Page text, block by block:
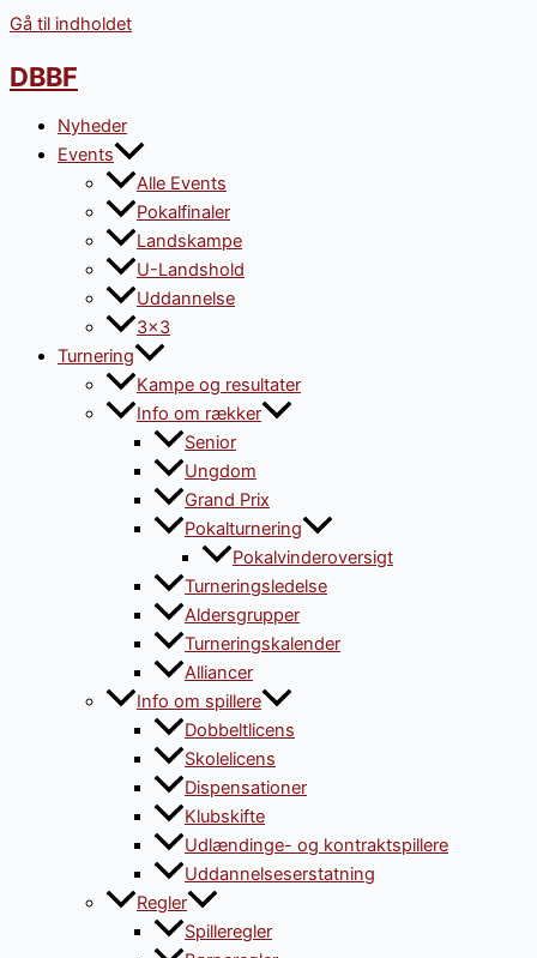
Gå til indholdet
DBBF
Nyheder
Events
Alle Events
Pokalfinaler
Landskampe
U-Landshold
Uddannelse
3×3
Turnering
Kampe og resultater
Info om rækker
Senior
Ungdom
Grand Prix
Pokalturnering
Pokalvinderoversigt
Turneringsledelse
Aldersgrupper
Turneringskalender
Alliancer
Info om spillere
Dobbeltlicens
Skolelicens
Dispensationer
Klubskifte
Udlændinge- og kontraktspillere
Uddannelseserstatning
Regler
Spilleregler